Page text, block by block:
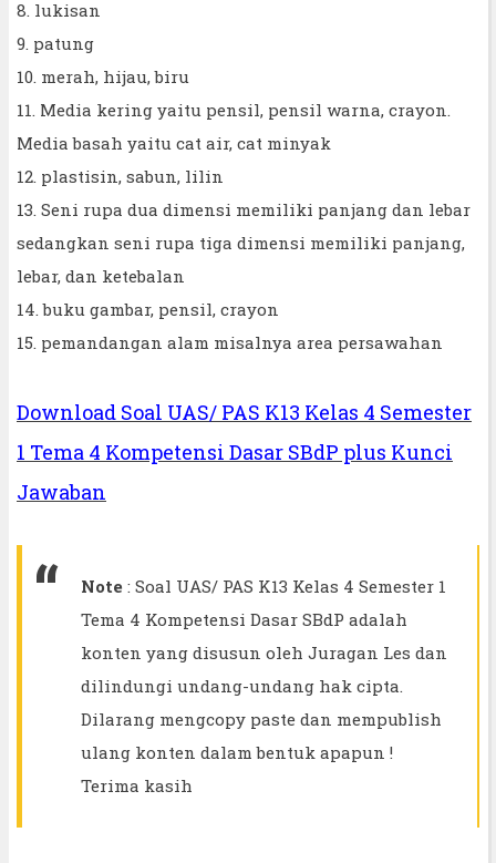
8. lukisan
9. patung
10. merah, hijau, biru
11. Media kering yaitu pensil, pensil warna, crayon.
Media basah yaitu cat air, cat minyak
12. plastisin, sabun, lilin
13. Seni rupa dua dimensi memiliki panjang dan lebar
sedangkan seni rupa tiga dimensi memiliki panjang,
lebar, dan ketebalan
14. buku gambar, pensil, crayon
15. pemandangan alam misalnya area persawahan
Download Soal UAS/ PAS K13 Kelas 4 Semester
1 Tema 4 Kompetensi Dasar SBdP plus Kunci
Jawaban
Note : Soal UAS/ PAS K13 Kelas 4 Semester 1
Tema 4 Kompetensi Dasar SBdP adalah
konten yang disusun oleh Juragan Les dan
dilindungi undang-undang hak cipta.
Dilarang mengcopy paste dan mempublish
ulang konten dalam bentuk apapun !
Terima kasih